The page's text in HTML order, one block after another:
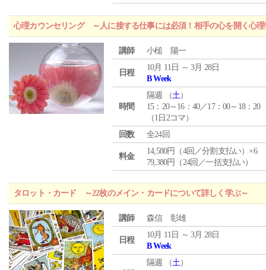
心理カウンセリング ～人に接する仕事には必須！相手の心を開く心理
講師 小槌 陽一
日程
10月 11日 ～ 3月 28日
B Week
時間
隔週 （土）
15：20～16：40／17：00～18：20
（1日2コマ）
回数
全24回
料金
14,580円（4回／分割支払い）×6
79,380円（24回／一括支払い）
タロット・カード ～22枚のメイン・カードについて詳しく学ぶ～
講師 森信 彰雄
日程
10月 11日 ～ 3月 28日
B Week
隔週 （土）